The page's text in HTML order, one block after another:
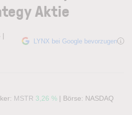
Aktie
|
LYNX bei Google bevorzugen
MSTR 3,26 % | Börse: NASDAQ